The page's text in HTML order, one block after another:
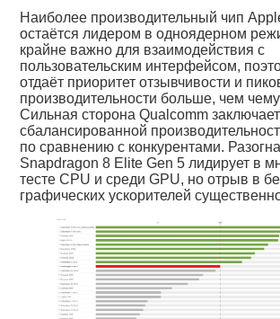
Наиболее производительный чип
остаётся лидером в одноядерном
крайне важно для взаимодействия с
пользовательским интерфейсом,
отдаёт приоритет отзывчивости и
производительности больше, чем
Сильная сторона Qualcomm
сбалансированной
по сравнению с конкурентами.
Snapdragon 8 Elite Gen 5 лидирует в
тесте CPU и среди GPU, но отрыв в
графических ускорителей